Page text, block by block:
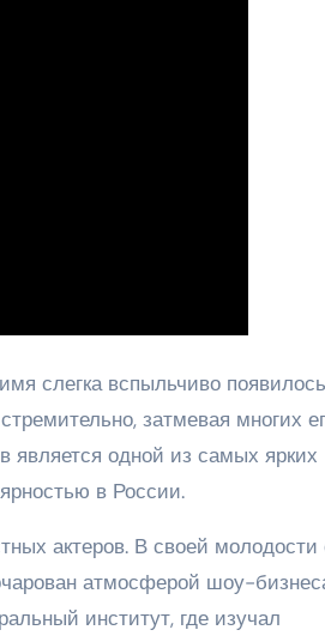
слегка вспыльчиво появилось
затмевая многих
является одной из самых ярких
в России.
актеров. В своей молодости
атмосферой шоу-
институт, где изучал